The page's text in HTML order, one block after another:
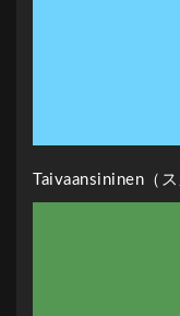
Taivaansininen（